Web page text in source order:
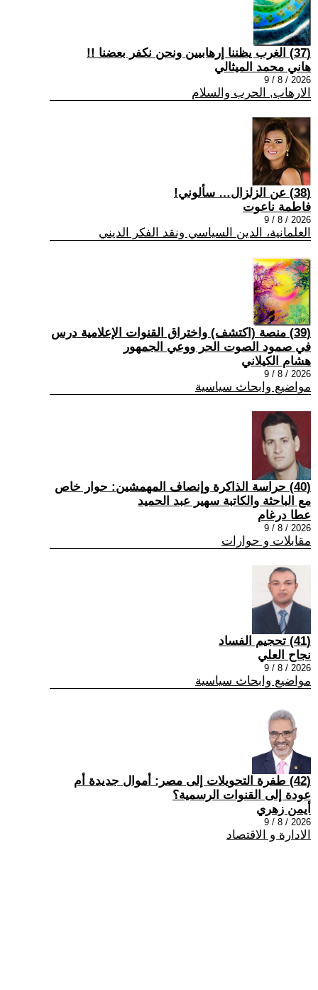
(37) الغرب يظننا إرهابيين ونحن نكفر بعضنا !!
هاني محمد الميثالي
2026 / 8 / 9
الارهاب, الحرب والسلام
(38) عن الزلزال… سألوني!
فاطمة ناعوت
2026 / 8 / 9
العلمانية، الدين السياسي ونقد الفكر الديني
(39) منصة (اكتشف) واختراق القنوات الإعلامية درس
في صمود الصوت الحر ووعي الجمهور
هشام الكيلاني
2026 / 8 / 9
مواضيع وابحاث سياسية
(40) حراسة الذاكرة وإنصاف المهمشين: حوار خاص
مع الباحثة والكاتبة سهير عبد الحميد
عطا درغام
2026 / 8 / 9
مقابلات و حوارات
(41) تحجيم الفساد
نجاح العلي
2026 / 8 / 9
مواضيع وابحاث سياسية
(42) طفرة التحويلات إلى مصر: أموال جديدة أم
عودة إلى القنوات الرسمية؟
أيمن زهري
2026 / 8 / 9
الادارة و الاقتصاد